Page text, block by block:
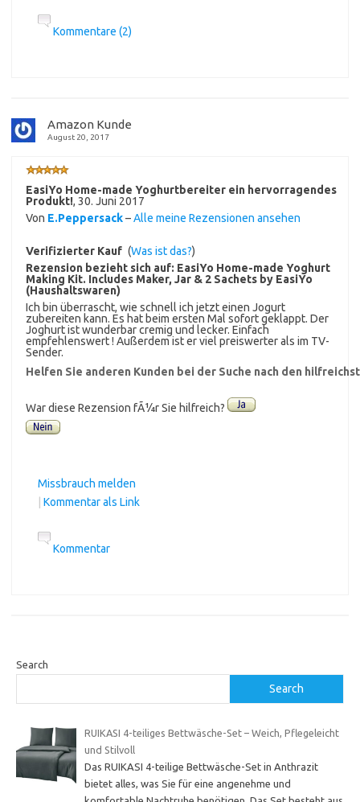
Kommentare (2)
Amazon Kunde
August 20, 2017
EasiYo Home-made Yoghurtbereiter ein hervorragendes
Produkt!, 30. Juni 2017
Von E.Peppersack–Alle meine Rezensionen ansehen
Verifizierter Kauf (Was ist das?)
Rezension bezieht sich auf: EasiYo Home-made Yoghurt
Making Kit. Includes Maker, Jar & 2 Sachets by EasiYo
(Haushaltswaren)
Ich bin überrascht, wie schnell ich jetzt einen Jogurt
zubereiten kann. Es hat beim ersten Mal sofort geklappt. Der
Joghurt ist wunderbar cremig und lecker. Einfach
empfehlenswert ! Außerdem ist er viel preiswerter als im TV-
Sender.
Helfen Sie anderen Kunden bei der Suche nach den
War diese Rezension fÃ¼r Sie hilfreich?
Missbrauch melden
Kommentar als Link
Kommentar
Search
Search
RUIKASI 4-teiliges Bettwäsche-Set – Weich, Pflegeleicht
und Stilvoll
Das RUIKASI 4-teilige Bettwäsche-Set in Anthrazit
bietet alles, was Sie für eine angenehme und